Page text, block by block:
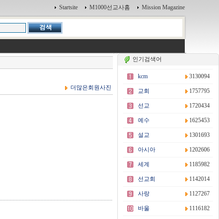
Startsite M1000선교사홈 Mission Magazine
인기검색어
kcm 3130094
교회 1757795
선교 1720434
예수 1625453
설교 1301693
아시아 1202606
세계 1185982
선교회 1142014
사랑 1127267
바울 1116182
더많은회원사진